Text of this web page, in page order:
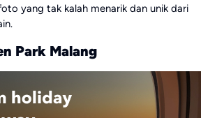
yang tak kalah menarik dan unik dari
Park Malang